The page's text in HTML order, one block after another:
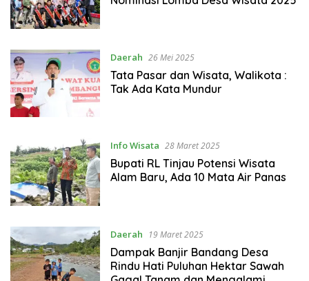
Daerah 26 Mei 2025
Tata Pasar dan Wisata, Walikota :
Tak Ada Kata Mundur
Info Wisata 28 Maret 2025
Bupati RL Tinjau Potensi Wisata
Alam Baru, Ada 10 Mata Air Panas
Daerah 19 Maret 2025
Dampak Banjir Bandang Desa
Rindu Hati Puluhan Hektar Sawah